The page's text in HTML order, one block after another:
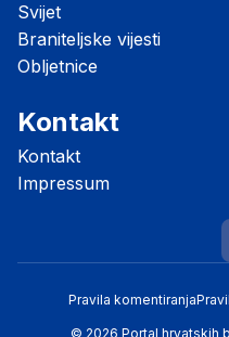
Svijet
Braniteljske vijesti
Obljetnice
Kontakt
Kontakt
Impressum
Pravila komentiranja
© 2026 Portal hrvatskih